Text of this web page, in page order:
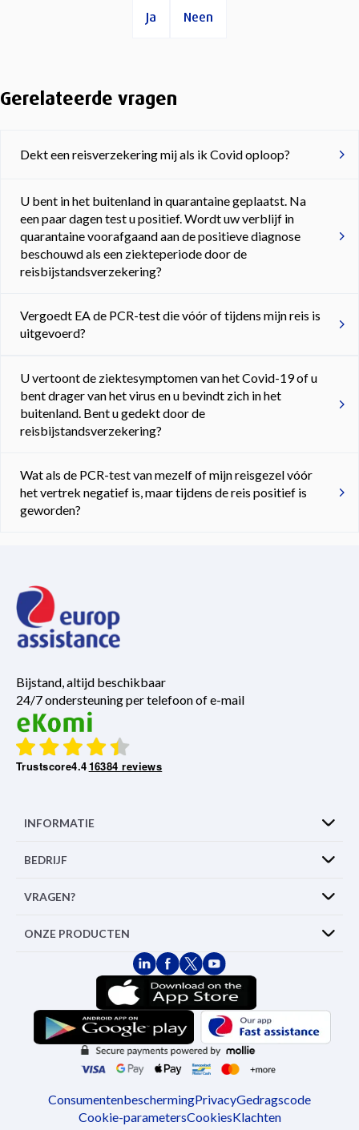
Ja Neen
Gerelateerde vragen
Dekt een reisverzekering mij als ik Covid oploop?
U bent in het buitenland in quarantaine geplaatst. Na
een paar dagen test u positief. Wordt uw verblijf in
quarantaine voorafgaand aan de positieve diagnose
beschouwd als een ziekteperiode door de
reisbijstandsverzekering?
Vergoedt EA de PCR-test die vóór of tijdens mijn reis is
uitgevoerd?
U vertoont de ziektesymptomen van het Covid-19 of u
bent drager van het virus en u bevindt zich in het
buitenland. Bent u gedekt door de
reisbijstandsverzekering?
Wat als de PCR-test van mezelf of mijn reisgezel vóór
het vertrek negatief is, maar tijdens de reis positief is
geworden?
Bijstand, altijd beschikbaar
24/7 ondersteuning per telefoon of e-mail
Trustscore4.416384 reviews
INFORMATIE
BEDRIJF
VRAGEN?
ONZE PRODUCTEN
ConsumentenbeschermingPrivacyGedragscode
Cookie-parametersCookiesKlachten